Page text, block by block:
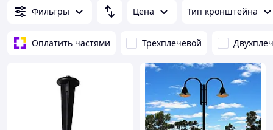
Фильтры Цена Тип кронштейна
Оплатить частями Трехплечевой